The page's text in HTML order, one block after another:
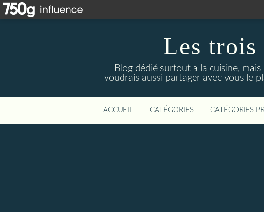
Les
Blog dédié surtout a la cuisine,
voudrais aussi partager avec vous le
ACCUEIL CATÉGORIES CATÉGORIES